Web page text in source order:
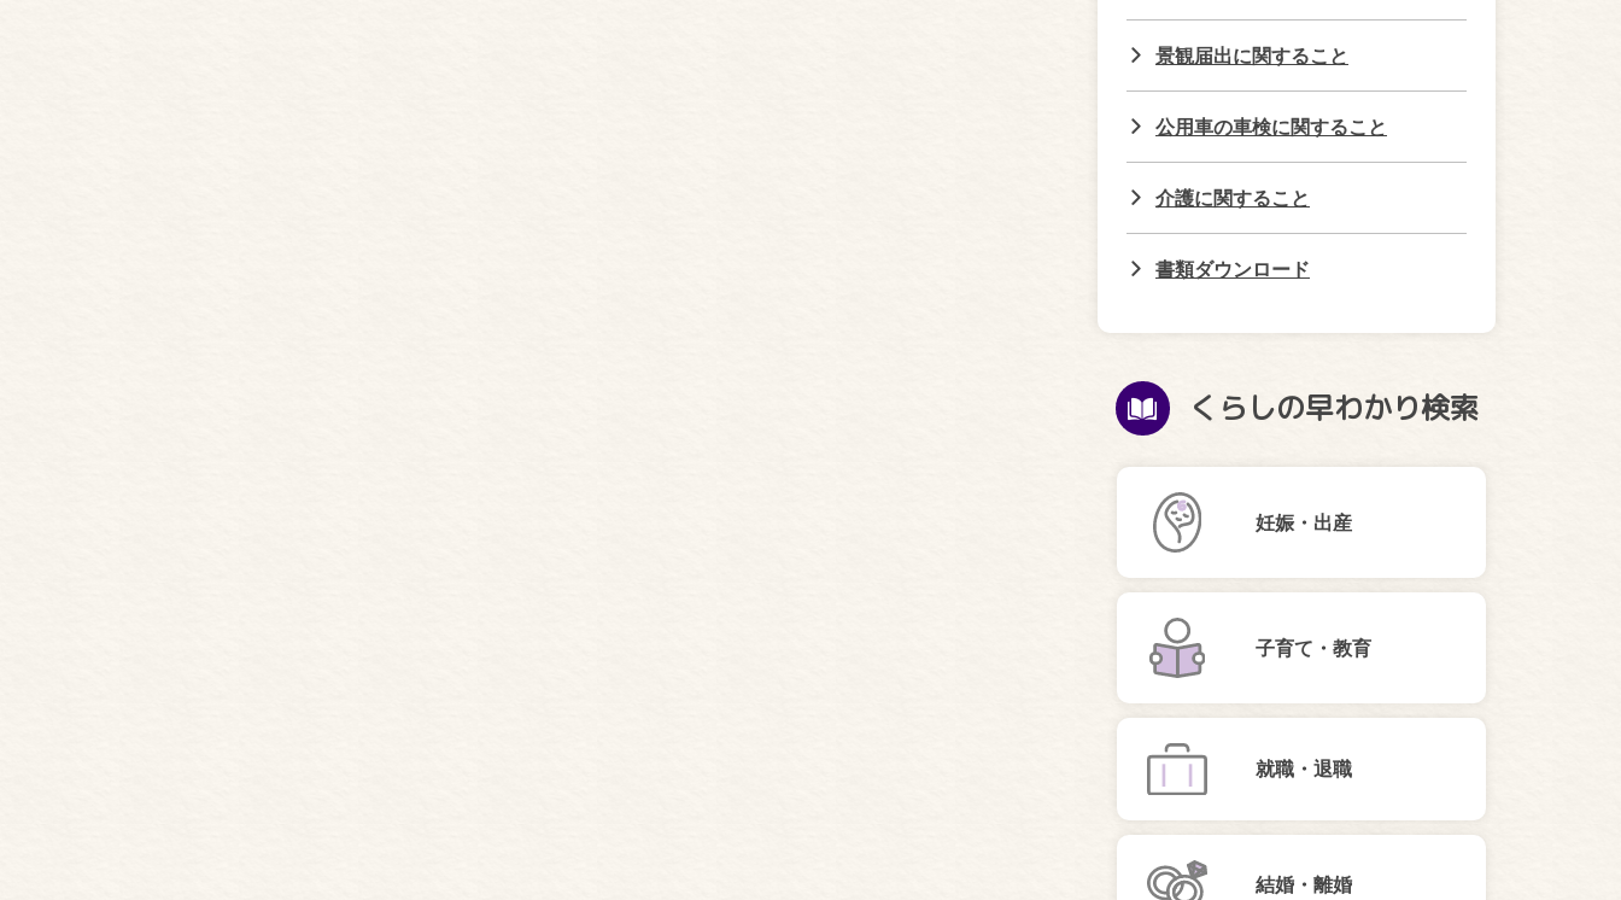
景観届出に関すること
公用車の車検に関すること
介護に関すること
書類ダウンロード
くらしの早わかり検索
妊娠・出産
子育て・教育
就職・退職
結婚・離婚